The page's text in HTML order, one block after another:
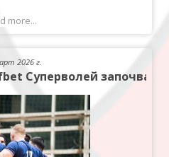
more...
2026 г.
Суперволей започва